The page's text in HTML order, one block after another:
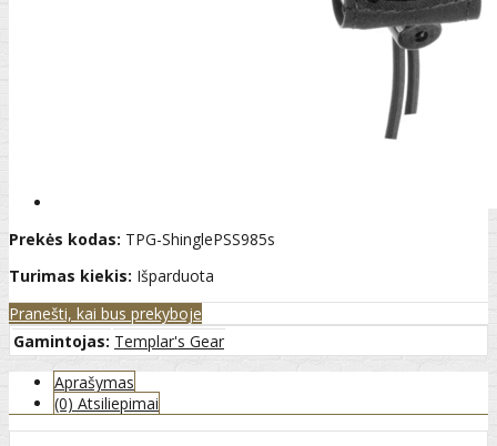
Prekės kodas: TPG-ShinglePSS985s
Turimas kiekis: Išparduota
Pranešti, kai bus prekyboje
Gamintojas: Templar's Gear
Aprašymas
(0) Atsiliepimai